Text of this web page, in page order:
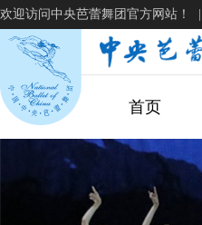
欢迎访问中央芭蕾舞团官方网站！
首页